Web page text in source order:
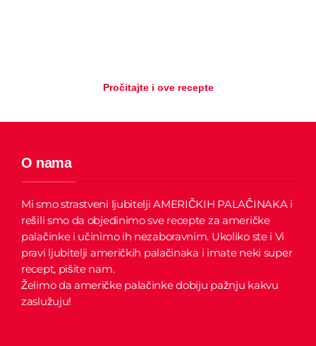
Pročitajte i ove recepte
O nama
Mi smo strastveni ljubitelji AMERIČKIH PALAČINAKA i
rešili smo da objedinimo sve recepte za američke
palačinke i učinimo ih nezaboravnim. Ukoliko ste i Vi
pravi ljubitelji američkih palačinaka i imate neki super
recept, pišite nam.
Želimo da američke palačinke dobiju pažnju kakvu
zaslužuju!